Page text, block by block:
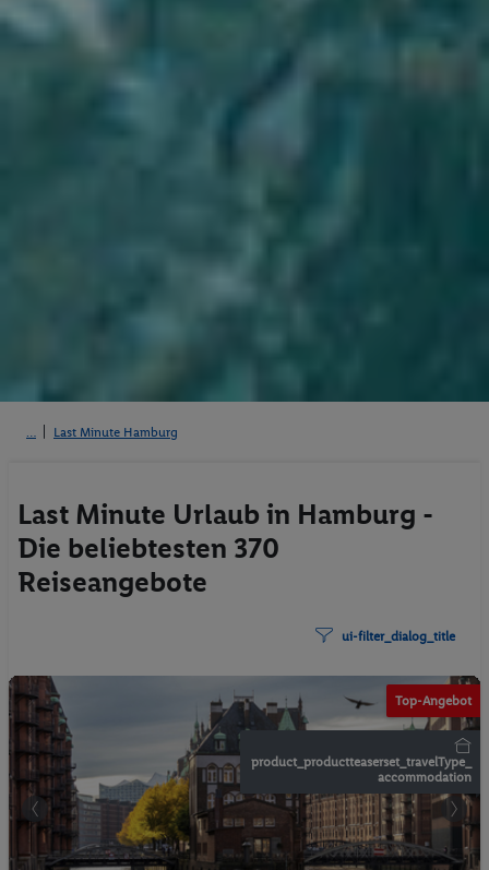
Last Minute Hamburg
Last Minute Urlaub in Hamburg -
Die beliebtesten 370
Reiseangebote
ui-filter_dialog_title
Top-Angebot
product_productteaserset_travelType_
accommodation